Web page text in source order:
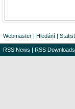
Webmaster | Hledání |
RSS News | RSS Downloads